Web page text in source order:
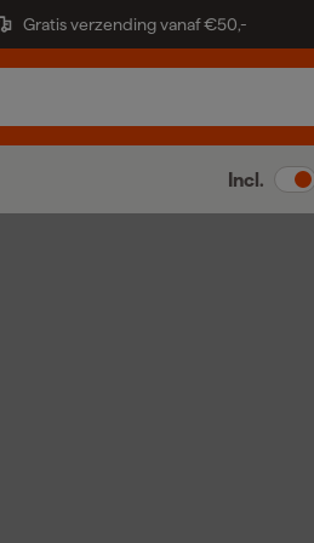
Gratis verzending vanaf €50,-
Incl.